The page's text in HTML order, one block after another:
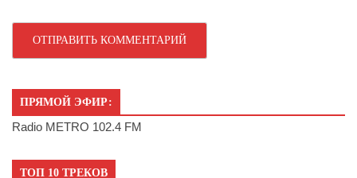
ПРЯМОЙ ЭФИР:
Radio METRO 102.4 FM
ТОП 10 ТРЕКОВ